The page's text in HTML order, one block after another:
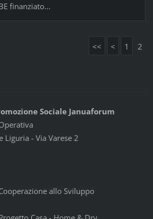
finanziato...
<< < 1 2
Sociale Januaforum
Liguria - Via Varese 2
allo Sviluppo